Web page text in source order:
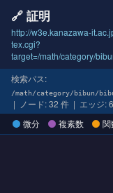
🔗 証明
http://w3e.kanazawa-
tex.cgi?
target=/math/category/
検索パス:
/math/category/bibun/
| ノード: 32 件 | エッジ:
微分 複素数 関